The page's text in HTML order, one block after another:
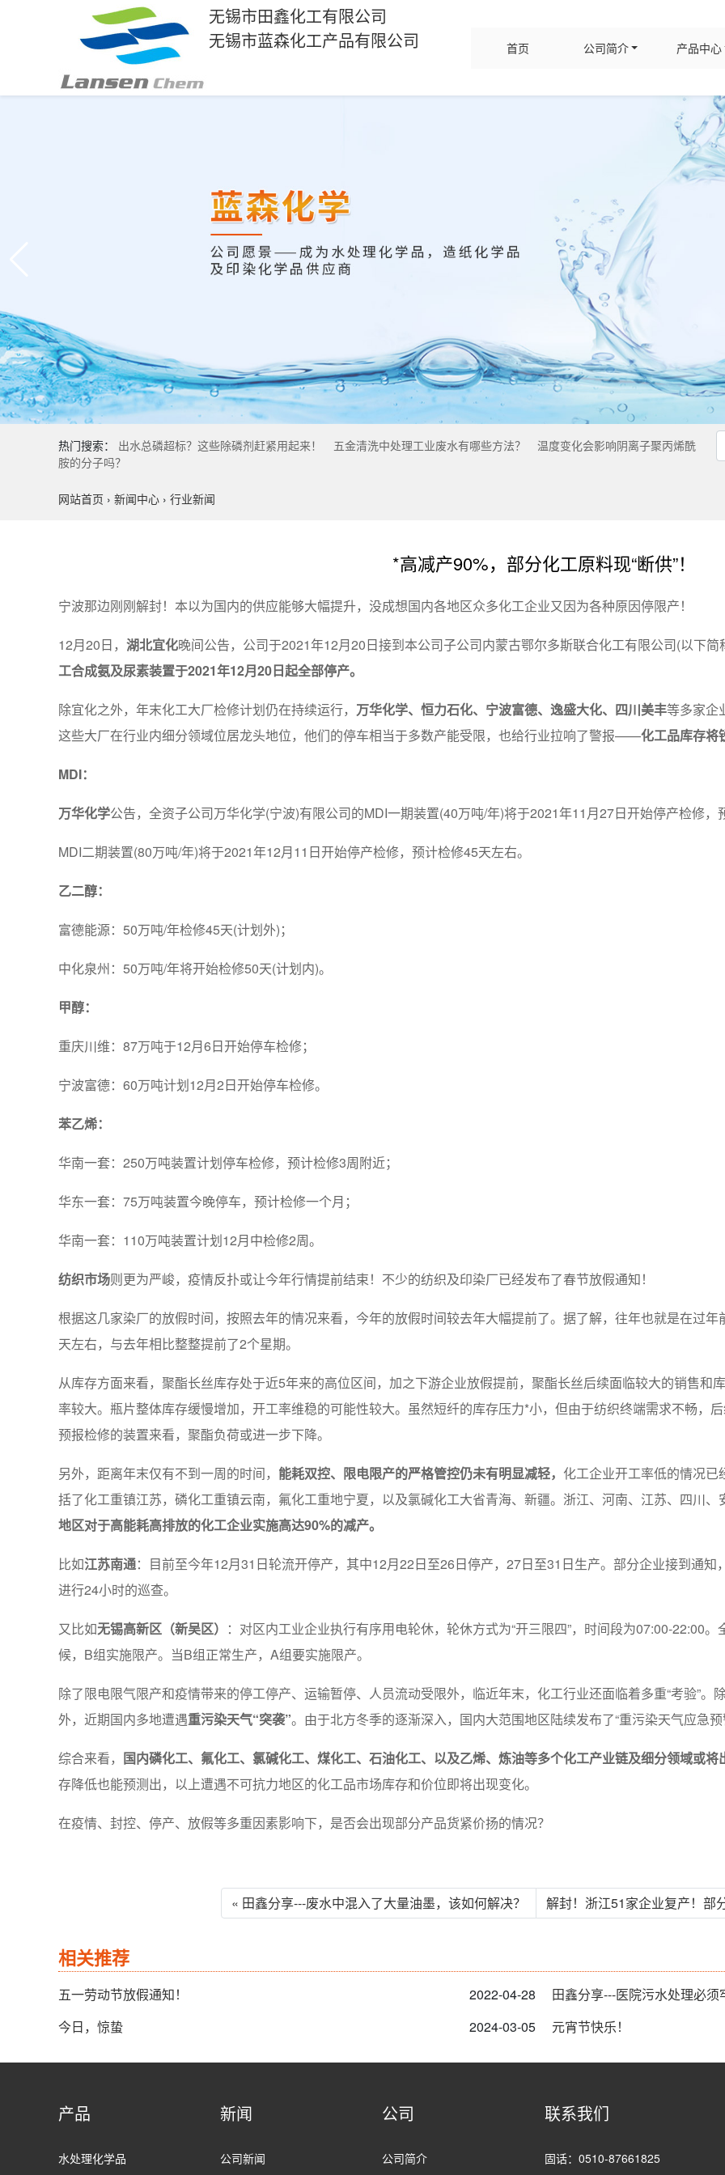
无锡市田鑫化工有限公司
无锡市蓝森化工产品有限公司
首页 公司简介 产品中心
热门搜索： 出水总磷超标？这些除磷剂赶紧用起来！ 五金清洗中处理工业废水有哪些方法？
温度变化会影响阴离子聚丙烯酰
胺的分子吗？
网站首页 › 新闻中心 › 行业新闻
*高减产90%，部分化工原料现“断供”！
宁波那边刚刚解封！本以为国内的供应能够大幅提升，没成想国内各地区众多化工企业又因为各种原因停限产！
12月20日， 湖北宜化晚间公告，公司于2021年12月20日接到本公司子公司内蒙古鄂尔多斯联合化工有限公司(以下简
工合成氨及尿素装置于2021年12月20日起全部停产。
除宜化之外，年末化工大厂检修计划仍在持续运行， 万华化学、恒力石化、宁波富德、逸盛大化、四川美丰等多家企
这些大厂在行业内细分领域位居龙头地位，他们的停车相当于多数产能受限，也给行业拉响了警报——化工品库存将
MDI：
万华化学公告，全资子公司万华化学(宁波)有限公司的MDI一期装置(40万吨/年)将于2021年11月27日开始停产检修，
MDI二期装置(80万吨/年)将于2021年12月11日开始停产检修，预计检修45天左右。
乙二醇：
富德能源：50万吨/年检修45天(计划外)；
中化泉州：50万吨/年将开始检修50天(计划内)。
甲醇：
重庆川维：87万吨于12月6日开始停车检修；
宁波富德：60万吨计划12月2日开始停车检修。
苯乙烯：
华南一套：250万吨装置计划停车检修，预计检修3周附近；
华东一套：75万吨装置今晚停车，预计检修一个月；
华南一套：110万吨装置计划12月中检修2周。
纺织市场则更为严峻，疫情反扑或让今年行情提前结束！不少的纺织及印染厂已经发布了春节放假通知！
根据这几家染厂的放假时间，按照去年的情况来看，今年的放假时间较去年大幅提前了。据了解，往年也就是在过
天左右，与去年相比整整提前了2个星期。
从库存方面来看，聚酯长丝库存处于近5年来的高位区间，加之下游企业放假提前，聚酯长丝后续面临较大的销售和
率较大。瓶片整体库存缓慢增加，开工率维稳的可能性较大。虽然短纤的库存压力*小，但由于纺织终端需求不畅，
预报检修的装置来看，聚酯负荷或进一步下降。
另外，距离年末仅有不到一周的时间， 能耗双控、限电限产的严格管控仍未有明显减轻， 化工企业开工率低的情况
括了化工重镇江苏，磷化工重镇云南，氟化工重地宁夏，以及氯碱化工大省青海、新疆。浙江、河南、江苏、四川、
地区对于高能耗高排放的化工企业实施高达90%的减产。
比如江苏南通：目前至今年12月31日轮流开停产，其中12月22日至26日停产，27日至31日生产。部分企业接到通
进行24小时的巡查。
又比如无锡高新区（新吴区） ：对区内工业企业执行有序用电轮休，轮休方式为“开三限四”，时间段为07:00-22:00
候，B组实施限产。当B组正常生产，A组要实施限产。
除了限电限气限产和疫情带来的停工停产、运输暂停、人员流动受限外，临近年末，化工行业还面临着多重“考验”
外，近期国内多地遭遇重污染天气“突袭”。由于北方冬季的逐渐深入，国内大范围地区陆续发布了“重污染天气应急预
综合来看， 国内磷化工、氟化工、氯碱化工、煤化工、石油化工、以及乙烯、炼油等多个化工产业链及细分领域或将
存降低也能预测出，以上遭遇不可抗力地区的化工品市场库存和价位即将出现变化。
在疫情、封控、停产、放假等多重因素影响下，是否会出现部分产品货紧价扬的情况？
« 田鑫分享---废水中混入了大量油墨，该如何解决？ 解封！浙江51家企业复产！部
相关推荐
五一劳动节放假通知！ 2022-04-28 田鑫分享---医院污水处理必须
今日，惊蛰
2024-03-05 元宵节快乐！
产品
水处理化学品
新闻
公司新闻
公司
公司简介
联系我们
固话：0510-87661825